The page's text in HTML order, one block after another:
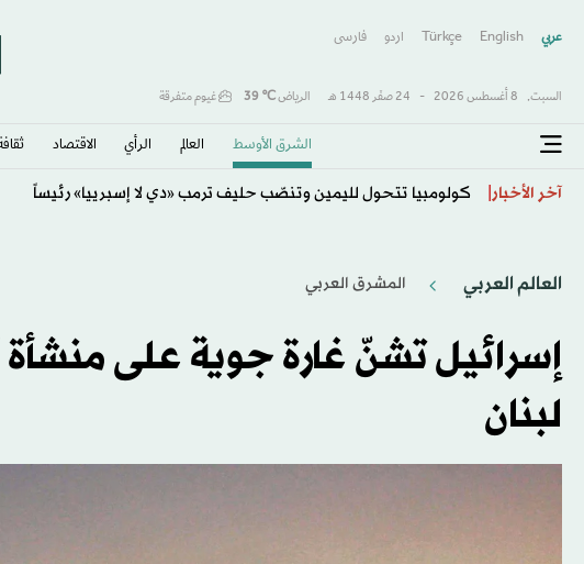
عربي English
Türkçe اردو فارسى
السبت, 8 أغسطس 2026 - 24 صفَر 1448 هـ الرياض℃
39 غيوم متفرقة
الشرق الأوسط​ العالم الرأي الاقتصاد
آخر الأخبار
«يونيسف» تتخذ إجراءات ضد موظف بسبب «مزاعم تجسس» لصالح
العالم العربي المشرق العربي
إسرائيل تشنّ غارة جوية على
لبنان